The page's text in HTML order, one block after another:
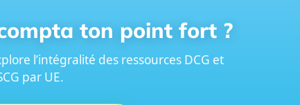
ton point fort ?
l’intégralité des ressources DCG et
par UE.